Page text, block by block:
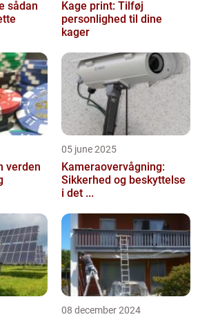
Kage print: Tilføj
personlighed til dine
kager
verden
05 june 2025
Kameraovervågning:
Sikkerhed og beskyttelse
i det ...
08 december 2024